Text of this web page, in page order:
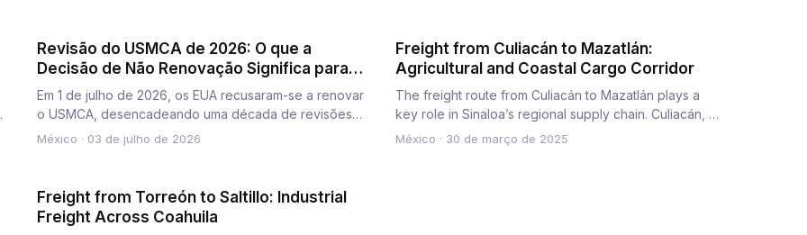
Revisão do USMCA de 2026: O que a
Decisão de Não Renovação Significa para
os Expedidores
Em 1 de julho de 2026, os EUA recusaram-se a renovar
o USMCA, desencadeando uma década de revisões
anuais, além de negoc…
México · 03 de julho de 2026
Freight from Culiacán to Mazatlán:
Agricultural and Coastal Cargo Corridor
The freight route from Culiacán to Mazatlán plays a
key role in Sinaloa’s regional supply chain. Culiacán, a
hub for agr…
México · 30 de março de 2025
Freight from Torreón to Saltillo: Industrial
Freight Across Coahuila